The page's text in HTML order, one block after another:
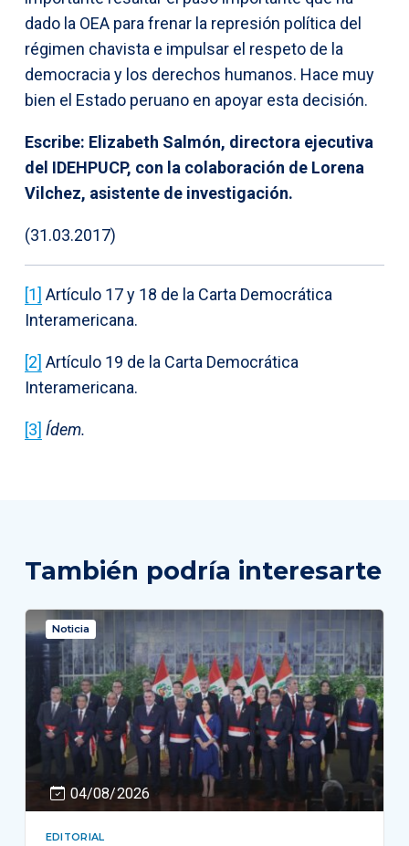
dado la OEA para frenar la represión política del
régimen chavista e impulsar el respeto de la
democracia y los derechos humanos. Hace muy
bien el Estado peruano en apoyar esta decisión.
Escribe: Elizabeth Salmón, directora ejecutiva
del IDEHPUCP, con la colaboración de Lorena
Vilchez, asistente de investigación.
(31.03.2017)
[1] Artículo 17 y 18 de la Carta Democrática
Interamericana.
[2] Artículo 19 de la Carta Democrática
Interamericana.
[3] Ídem.
También podría interesarte
Noticia
04/08/2026
EDITORIAL